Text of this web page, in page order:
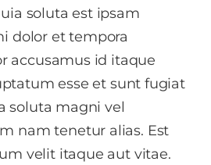
soluta est ipsam
dolor et tempora
accusamus id itaque
esse et sunt fugiat
soluta magni vel
nam tenetur alias. Est
velit itaque aut vitae.